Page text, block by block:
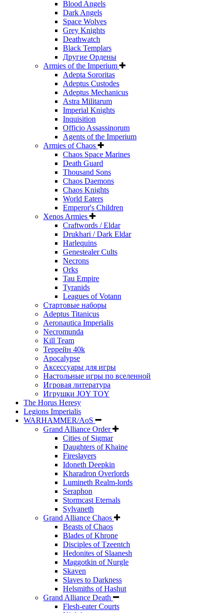
Blood Angels
Dark Angels
Space Wolves
Grey Knights
Deathwatch
Black Templars
Другие Ордены
Armies of the Imperium
Adepta Sororitas
Adeptus Custodes
Adeptus Mechanicus
Astra Militarum
Imperial Knights
Inquisition
Officio Assassinorum
Agents of the Imperium
Armies of Chaos
Chaos Space Marines
Death Guard
Thousand Sons
Chaos Daemons
Chaos Knights
World Eaters
Emperor's Children
Xenos Armies
Craftwords / Eldar
Drukhari / Dark Eldar
Harlequins
Genestealer Cults
Necrons
Orks
Tau Empire
Tyranids
Leagues of Votann
Стартовые наборы
Adeptus Titanicus
Aeronautica Imperialis
Necromunda
Kill Team
Террейн 40k
Apocalypse
Аксессуары для игры
Настольные игры по вселенной
Игровая литература
Игрушки JOY TOY
The Horus Heresy
Legions Imperialis
WARHAMMER/AoS
Grand Alliance Order
Cities of Sigmar
Daughters of Khaine
Fireslayers
Idoneth Deepkin
Kharadron Overlords
Lumineth Realm-lords
Seraphon
Stormcast Eternals
Sylvaneth
Grand Alliance Chaos
Beasts of Chaos
Blades of Khrone
Disciples of Tzeentch
Hedonites of Slaanesh
Maggotkin of Nurgle
Skaven
Slaves to Darkness
Helsmiths of Hashut
Grand Alliance Death
Flesh-eater Courts